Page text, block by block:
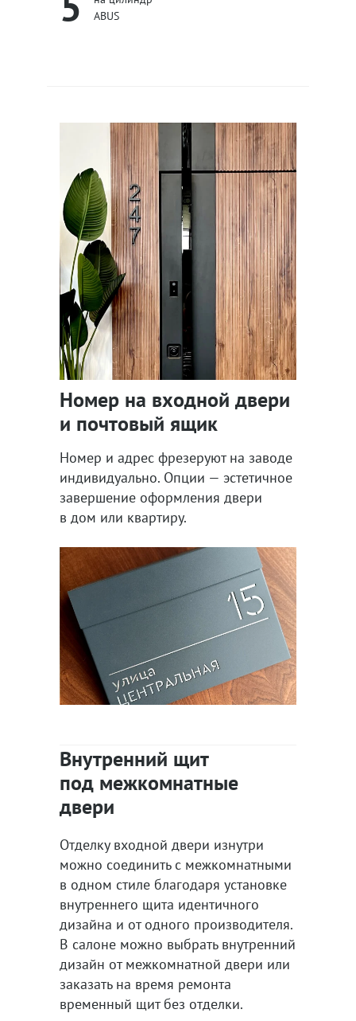
ABUS
Номер на входной двери
и почтовый ящик
Номер и адрес фрезеруют на заводе
индивидуально. Опции — эстетичное
завершение оформления двери
в дом или квартиру.
Внутренний щит
под межкомнатные
двери
Отделку входной двери изнутри
можно соединить с межкомнатными
в одном стиле благодаря установке
внутреннего щита идентичного
дизайна и от одного производителя.
В салоне можно выбрать внутренний
дизайн от межкомнатной двери или
заказать на время ремонта
временный щит без отделки.